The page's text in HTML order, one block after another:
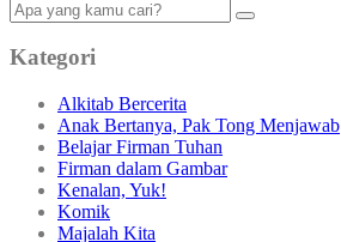
Kategori
Alkitab Bercerita
Anak Bertanya, Pak Tong Menjawab
Belajar Firman Tuhan
Firman dalam Gambar
Kenalan, Yuk!
Komik
Majalah Kita